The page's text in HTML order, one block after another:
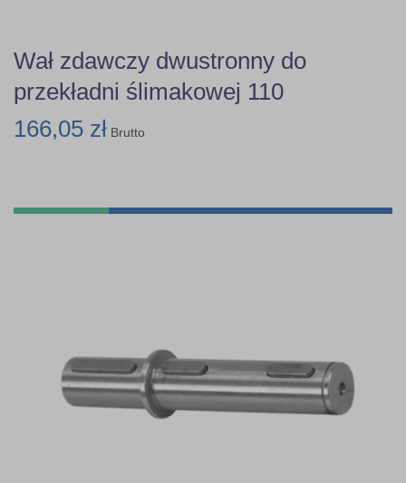
Wał zdawczy dwustronny do
przekładni ślimakowej 110
166,05 zł Brutto